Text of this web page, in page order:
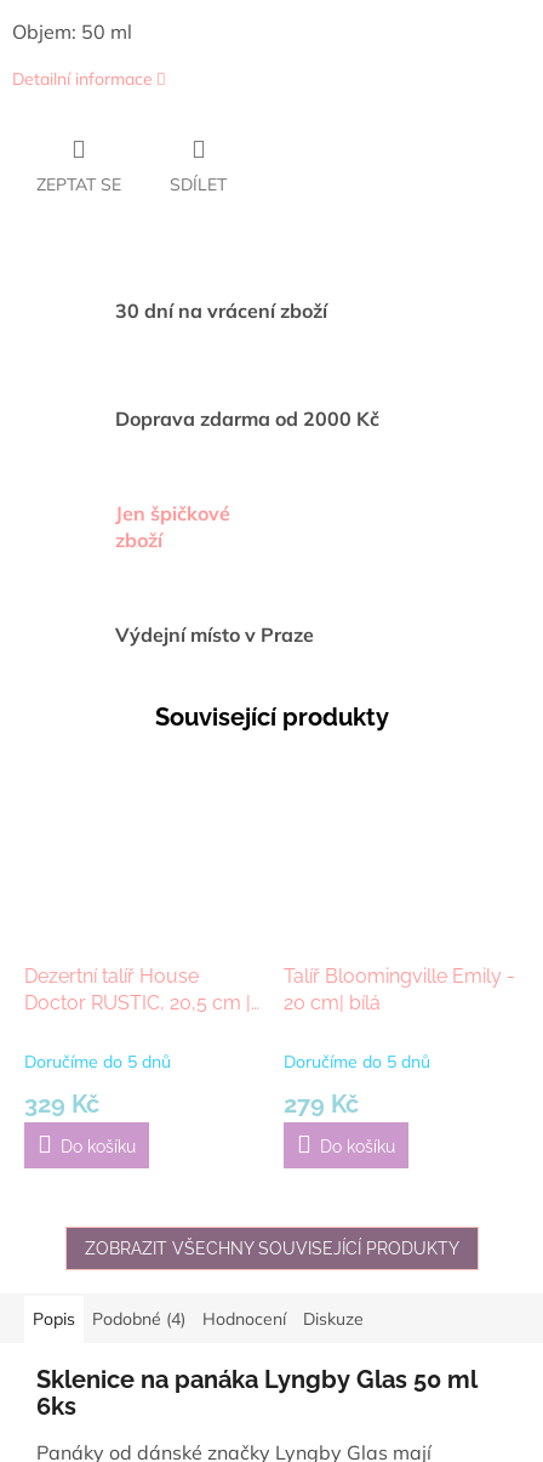
Objem: 50 ml
Detailní informace
ZEPTAT SE SDÍLET
30 dní na vrácení zboží
Doprava zdarma od 2000 Kč
Jen špičkové
zboží
Výdejní místo v Praze
Související produkty
Dezertní talíř House
Doctor RUSTIC, 20,5 cm |
Doručíme do 5 dnů
329 Kč
Do košíku
Talíř Bloomingville Emily -
20 cm| bílá
Doručíme do 5 dnů
279 Kč
Do košíku
ZOBRAZIT VŠECHNY SOUVISEJÍCÍ PRODUKTY
Popis Podobné (4) Hodnocení Diskuze
Sklenice na panáka Lyngby Glas 50 ml
6ks
Panáky od dánské značky Lyngby Glas mají